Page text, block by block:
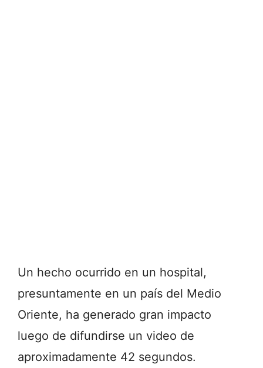
Un hecho ocurrido en un hospital,
presuntamente en un país del Medio
Oriente, ha generado gran impacto
luego de difundirse un video de
aproximadamente 42 segundos.